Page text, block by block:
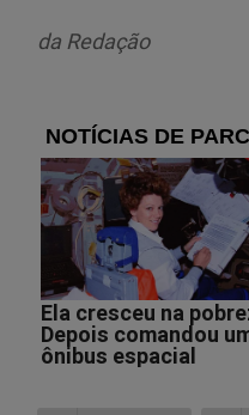
“Poucos
infecção”,
O ator compartilhou nas
medicação no hospital,
“Estou bem.
da Redação